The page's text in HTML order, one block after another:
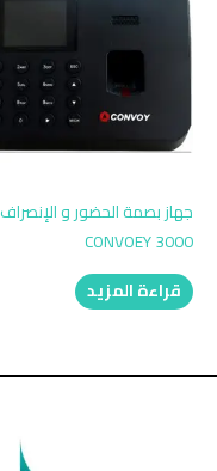
جهاز بصمة الحضور و الإنصراف
CONVOEY 3000
قراءة المزيد